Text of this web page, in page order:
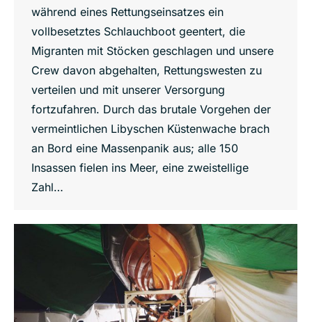
während eines Rettungseinsatzes ein
vollbesetztes Schlauchboot geentert, die
Migranten mit Stöcken geschlagen und unsere
Crew davon abgehalten, Rettungswesten zu
verteilen und mit unserer Versorgung
fortzufahren. Durch das brutale Vorgehen der
vermeintlichen Libyschen Küstenwache brach
an Bord eine Massenpanik aus; alle 150
Insassen fielen ins Meer, eine zweistellige
Zahl…